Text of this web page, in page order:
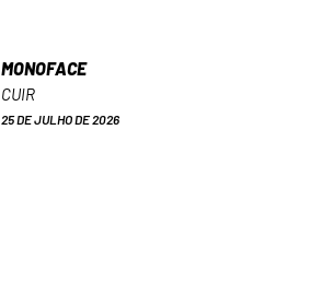
MONOFACE
CUIR
25 DE JULHO DE 2026